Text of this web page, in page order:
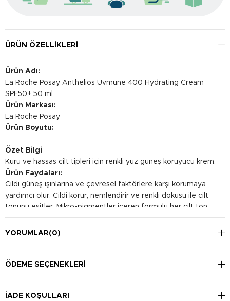
ÜRÜN ÖZELLIKLERI
Ürün Adı:
La Roche Posay Anthelios Uvmune 400 Hydrating Cream
SPF50+ 50 ml
Ürün Markası:
La Roche Posay
Ürün Boyutu:
Özet Bilgi
Kuru ve hassas cilt tipleri için renkli yüz güneş koruyucu krem.
Ürün Faydaları:
Cildi güneş ışınlarına ve çevresel faktörlere karşı korumaya
yardımcı olur. Cildi korur, nemlendirir ve renkli dokusu ile cilt
tonunu eşitler. Mikro-pigmentler içeren formülü her cilt ton
tonuna uyum sağlayarak, aydınlık ve ferah bir görünüm sağlar.
Kullanım Şekli:
2 saatte bir tekrarlanması önerilir. Göz çevresinde kullanıma
YORUMLAR(0)
ÖDEME SEÇENEKLERI
İADE KOŞULLARI